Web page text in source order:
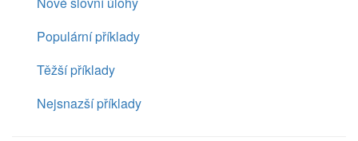
Populární příklady
Těžší příklady
Nejsnazší příklady